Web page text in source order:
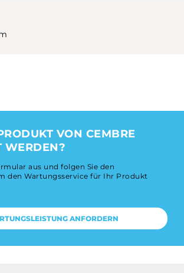
VON CEMBRE
WERDEN?
aus und folgen Sie den
den Wartungsservice für Ihr Produkt
ANFORDERN